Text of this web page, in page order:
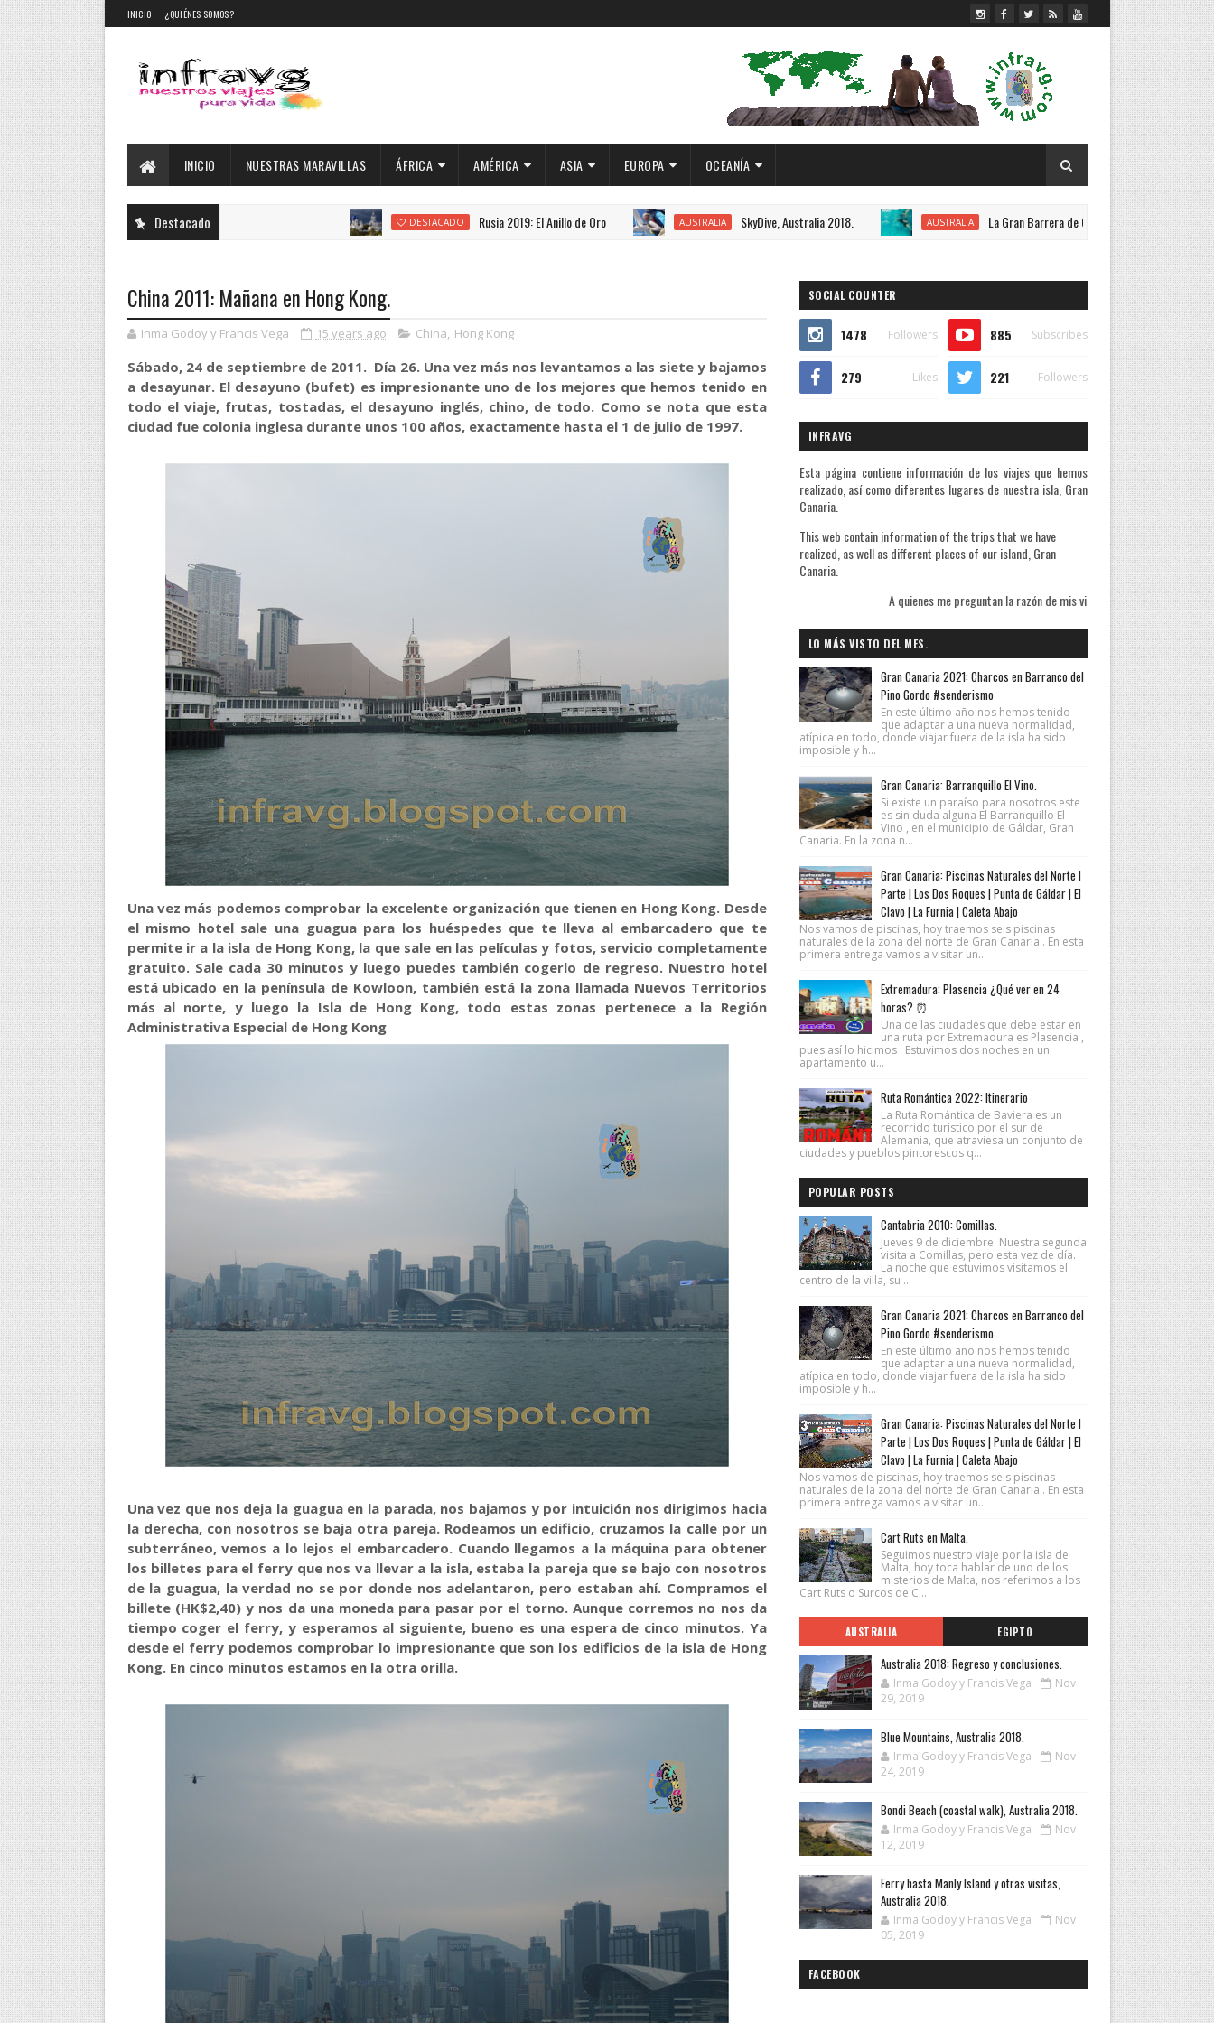
INICIO ¿QUIÉNES SOMOS?
INICIO NUESTRAS MARAVILLAS ÁFRICA AMÉRICA ASIA EUROPA OCEANÍA
Destacado DESTACADO Rusia 2019: El Anillo de Oro AUSTRALIA SkyDive, Australia 2018. AUSTRALIA La Gran Barrera de Coral, Australia 2018.
China 2011: Mañana en Hong Kong.
Inma Godoy y Francis Vega 15 years ago China, Hong Kong
Sábado, 24 de septiembre de 2011. Día 26. Una vez más nos levantamos a las siete y bajamos
a desayunar. El desayuno (bufet) es impresionante uno de los mejores que hemos tenido en
todo el viaje, frutas, tostadas, el desayuno inglés, chino, de todo. Como se nota que esta
ciudad fue colonia inglesa durante unos 100 años, exactamente hasta el 1 de julio de 1997.
Una vez más podemos comprobar la excelente organización que tienen en Hong Kong. Desde
el mismo hotel sale una guagua para los huéspedes que te lleva al embarcadero que te
permite ir a la isla de Hong Kong, la que sale en las películas y fotos, servicio completamente
gratuito. Sale cada 30 minutos y luego puedes también cogerlo de regreso. Nuestro hotel
está ubicado en la península de Kowloon, también está la zona llamada Nuevos Territorios
más al norte, y luego la Isla de Hong Kong, todo estas zonas pertenece a la Región
Administrativa Especial de Hong Kong
Una vez que nos deja la guagua en la parada, nos bajamos y por intuición nos dirigimos hacia
la derecha, con nosotros se baja otra pareja. Rodeamos un edificio, cruzamos la calle por un
subterráneo, vemos a lo lejos el embarcadero. Cuando llegamos a la máquina para obtener
los billetes para el ferry que nos va llevar a la isla, estaba la pareja que se bajo con nosotros
de la guagua, la verdad no se por donde nos adelantaron, pero estaban ahí. Compramos el
billete (HK$2,40) y nos da una moneda para pasar por el torno. Aunque corremos no nos da
tiempo coger el ferry, y esperamos al siguiente, bueno es una espera de cinco minutos. Ya
desde el ferry podemos comprobar lo impresionante que son los edificios de la isla de Hong
Kong. En cinco minutos estamos en la otra orilla.
SOCIAL COUNTER
1478 Followers 885 Subscribes
279 Likes 221 Followers
INFRAVG
Esta página contiene información de los viajes que hemos
realizado, así como diferentes lugares de nuestra isla, Gran
Canaria.
This web contain information of the trips that we have
realized, as well as different places of our island, Gran
Canaria.
A quienes me preguntan la razón de mis viajes les contesto que sé bien de qué huyo pero
LO MÁS VISTO DEL MES.
Gran Canaria 2021: Charcos en Barranco del
Pino Gordo #senderismo
En este último año nos hemos tenido
que adaptar a una nueva normalidad,
atípica en todo, donde viajar fuera de la isla ha sido
imposible y h...
Gran Canaria: Barranquillo El Vino.
Si existe un paraíso para nosotros este
es sin duda alguna El Barranquillo El
Vino , en el municipio de Gáldar, Gran
Canaria. En la zona n...
Gran Canaria: Piscinas Naturales del Norte I
Parte | Los Dos Roques | Punta de Gáldar | El
Clavo | La Furnia | Caleta Abajo
Nos vamos de piscinas, hoy traemos seis piscinas
naturales de la zona del norte de Gran Canaria . En esta
primera entrega vamos a visitar un...
Extremadura: Plasencia ¿Qué ver en 24
horas? ⏰
Una de las ciudades que debe estar en
una ruta por Extremadura es Plasencia ,
pues así lo hicimos . Estuvimos dos noches en un
apartamento u...
Ruta Romántica 2022: Itinerario
La Ruta Romántica de Baviera es un
recorrido turístico por el sur de
Alemania, que atraviesa un conjunto de
ciudades y pueblos pintorescos q...
POPULAR POSTS
Cantabria 2010: Comillas.
Jueves 9 de diciembre. Nuestra segunda
visita a Comillas, pero esta vez de día.
La noche que estuvimos visitamos el
centro de la villa, su ...
Gran Canaria 2021: Charcos en Barranco del
Pino Gordo #senderismo
En este último año nos hemos tenido
que adaptar a una nueva normalidad,
atípica en todo, donde viajar fuera de la isla ha sido
imposible y h...
Gran Canaria: Piscinas Naturales del Norte I
Parte | Los Dos Roques | Punta de Gáldar | El
Clavo | La Furnia | Caleta Abajo
Nos vamos de piscinas, hoy traemos seis piscinas
naturales de la zona del norte de Gran Canaria . En esta
primera entrega vamos a visitar un...
Cart Ruts en Malta.
Seguimos nuestro viaje por la isla de
Malta, hoy toca hablar de uno de los
misterios de Malta, nos referimos a los
Cart Ruts o Surcos de C...
AUSTRALIA EGIPTO
Australia 2018: Regreso y conclusiones.
Inma Godoy y Francis Vega
Nov
29, 2019
Blue Mountains, Australia 2018.
Inma Godoy y Francis Vega
Nov
24, 2019
Bondi Beach (coastal walk), Australia 2018.
Inma Godoy y Francis Vega
Nov
12, 2019
Ferry hasta Manly Island y otras visitas,
Australia 2018.
Inma Godoy y Francis Vega
Nov
05, 2019
FACEBOOK